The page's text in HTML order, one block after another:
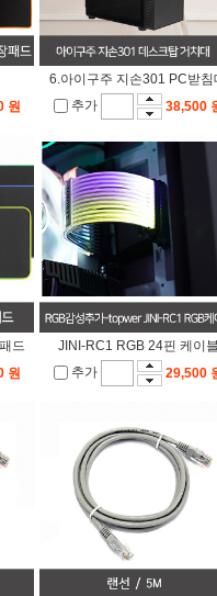
원
6.아이구주 지손301 PC받침
추가
38,500
드
원
JINI-RC1 RGB 24핀 케이블
추가
29,500